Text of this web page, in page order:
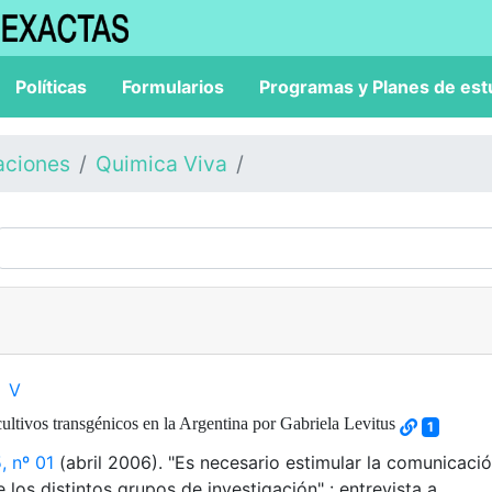
Políticas Formularios Programas y Planes de
Quimica Viva
V
transgénicos en la Argentina por Gabriela Levitus 1
nº 01 (abril 2006). "Es necesario estimular la